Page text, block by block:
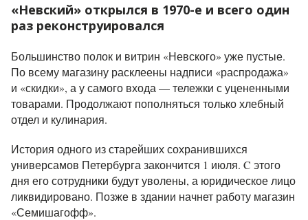
«Невский» открылся в 1970-е и всего один
раз реконструировался
Большинство полок и витрин «Невского» уже пустые.
По всему магазину расклеены надписи «распродажа»
и «скидки», а у самого входа — тележки с уцененными
товарами. Продолжают пополняться только хлебный
отдел и кулинария.
История одного из старейших сохранившихся
универсамов Петербурга закончится 1 июля. C этого
дня его сотрудники будут уволены, а юридическое лицо
ликвидировано. Позже в здании начнет работу магазин
«Семишагофф».